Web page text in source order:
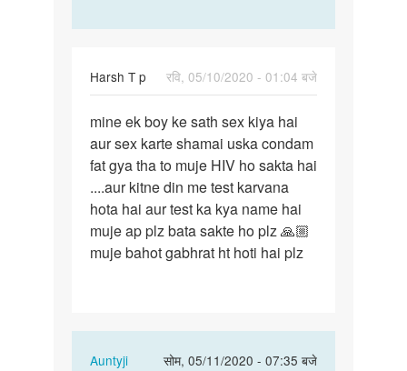
Harsh T p
रवि, 05/10/2020 - 01:04 बजे
mine
ek
boy
sath
sex
kiya…
mine ek boy ke sath sex kiya hai
aur sex karte shamai uska condam
fat gya tha to muje HIV ho sakta hai
....aur kitne din me test karvana
hota hai aur test ka kya name hai
muje ap plz bata sakte ho plz 🙏🏼
muje bahot gabhrat ht hoti hai plz
Auntyji सोम, 05/11/2020 - 07:35 बजे
In